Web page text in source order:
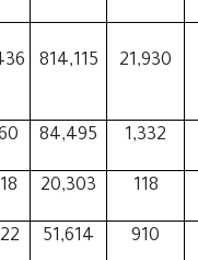
21,930
814,115
1,332
84,495
118
20,303
910
51,614